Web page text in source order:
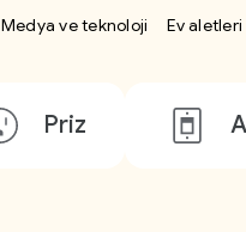
Medya ve teknoloji Ev aletleri
Priz